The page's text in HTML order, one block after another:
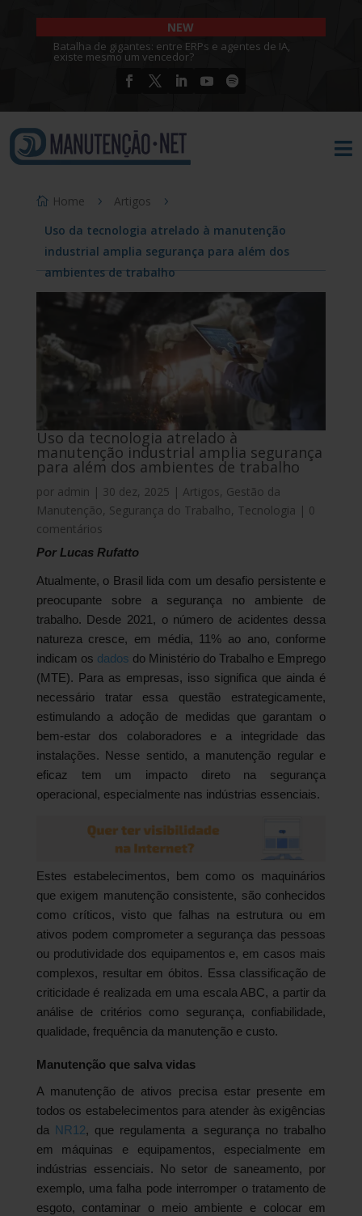
NEW
Batalha de gigantes: entre ERPs e agentes de IA,
existe mesmo um vencedor?

Home
Artigos
Uso da tecnologia atrelado à manutenção
industrial amplia segurança para além dos
ambientes de trabalho
Uso da tecnologia atrelado à
manutenção industrial amplia segurança
para além dos ambientes de trabalho
por admin | 30 dez, 2025 | Artigos, Gestão da
Manutenção, Segurança do Trabalho, Tecnologia | 0
comentários
Por Lucas Rufatto
Atualmente, o Brasil lida com um desafio persistente e
preocupante sobre a segurança no ambiente de
trabalho. Desde 2021, o número de acidentes dessa
natureza cresce, em média, 11% ao ano, conforme
indicam os dados do Ministério do Trabalho e Emprego
(MTE). Para as empresas, isso significa que ainda é
necessário tratar essa questão estrategicamente,
estimulando a adoção de medidas que garantam o
bem-estar dos colaboradores e a integridade das
instalações. Nesse sentido, a manutenção regular e
eficaz tem um impacto direto na segurança
operacional, especialmente nas indústrias essenciais.
Estes estabelecimentos, bem como os maquinários
que exigem manutenção consistente, são conhecidos
como críticos, visto que falhas na estrutura ou em
ativos podem comprometer a segurança das pessoas
ou produtividade dos equipamentos e, em casos mais
complexos, resultar em óbitos. Essa classificação de
criticidade é realizada em uma escala ABC, a partir da
análise de critérios como segurança, confiabilidade,
qualidade, frequência da manutenção e custo.
Manutenção que salva vidas
A manutenção de ativos precisa estar presente em
todos os estabelecimentos para atender às exigências
da
NR12, que regulamenta a segurança no trabalho
em máquinas e equipamentos, especialmente em
indústrias essenciais. No setor de saneamento, por
exemplo, uma falha pode interromper o tratamento de
esgoto, contaminar o meio ambiente e colocar em